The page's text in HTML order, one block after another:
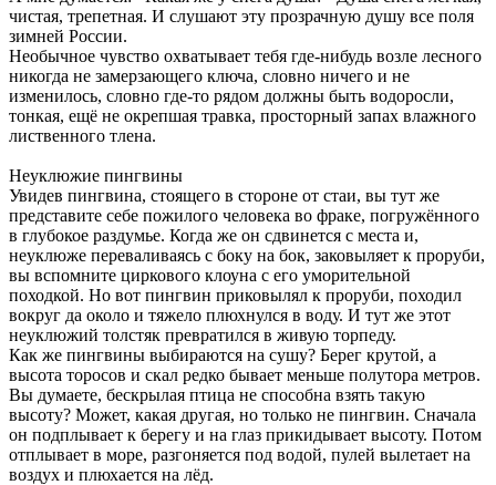
чистая, трепетная. И слушают эту прозрачную душу все поля
зимней России.
Необычное чувство охватывает тебя где-нибудь возле лесного
никогда не замерзающего ключа, словно ничего и не
изменилось, словно где-то рядом должны быть водоросли,
тонкая, ещё не окрепшая травка, просторный запах влажного
лиственного тлена.
Неуклюжие пингвины
Увидев пингвина, стоящего в стороне от стаи, вы тут же
представите себе пожилого человека во фраке, погружённого
в глубокое раздумье. Когда же он сдвинется с места и,
неуклюже переваливаясь с боку на бок, заковыляет к проруби,
вы вспомните циркового клоуна с его уморительной
походкой. Но вот пингвин приковылял к проруби, походил
вокруг да около и тяжело плюхнулся в воду. И тут же этот
неуклюжий толстяк превратился в живую торпеду.
Как же пингвины выбираются на сушу? Берег крутой, а
высота торосов и скал редко бывает меньше полутора метров.
Вы думаете, бескрылая птица не способна взять такую
высоту? Может, какая другая, но только не пингвин. Сначала
он подплывает к берегу и на глаз прикидывает высоту. Потом
отплывает в море, разгоняется под водой, пулей вылетает на
воздух и плюхается на лёд.